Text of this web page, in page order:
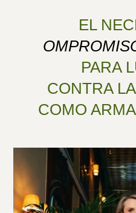
EL
PARA
CONTRA
COMO